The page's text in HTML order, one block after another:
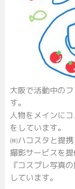
大阪で活動中の
す。
人物をメインに
をしています。
㈱ハコスタと提
撮影サービスを提
『コスプレ写真
しています。